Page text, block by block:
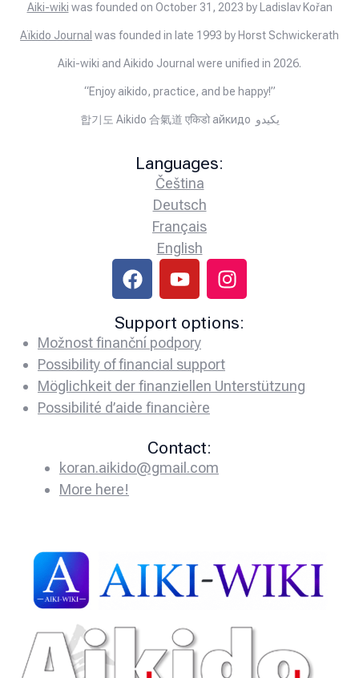
Aiki-wiki was founded on October 31, 2023 by Ladislav Kořan
Aïkido Journal was founded in late 1993 by Horst Schwickerath
Aiki-wiki and Aikido Journal were unified in 2026.
“Enjoy aikido, practice, and be happy!”
합기도 Aikido 合氣道 एकिडो айкидо يكيدو
Languages:
Čeština
Deutsch
Français
English
Support options:
Možnost finanční podpory
Possibility of financial support
Möglichkeit der finanziellen Unterstützung
Possibilité d’aide financière
Contact:
koran.aikido@gmail.com
More here!